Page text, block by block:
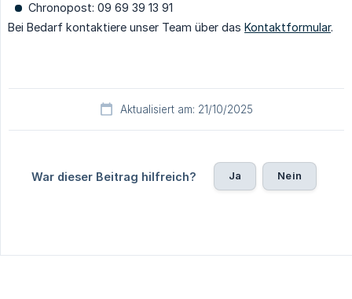
Chronopost: 09 69 39 13 91
Bei Bedarf kontaktiere unser Team über das Kontaktformular.
Aktualisiert am: 21/10/2025
War dieser Beitrag hilfreich? Ja Nein